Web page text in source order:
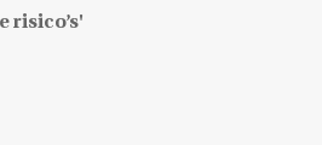
risico’s'